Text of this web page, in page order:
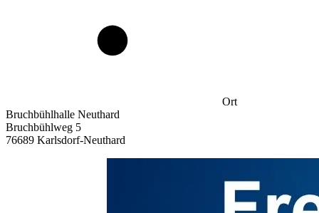
Ort
Bruchbühlhalle Neuthard
Bruchbühlweg 5
76689 Karlsdorf-Neuthard